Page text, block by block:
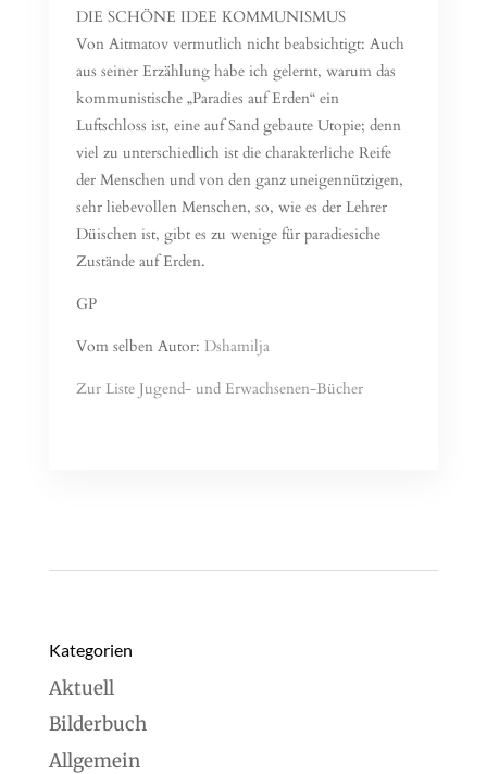
DIE SCHÖNE IDEE KOMMUNISMUS
Von Aitmatov vermutlich nicht beabsichtigt: Auch
aus seiner Erzählung habe ich gelernt, warum das
kommunistische „Paradies auf Erden“ ein
Luftschloss ist, eine auf Sand gebaute Utopie; denn
viel zu unterschiedlich ist die charakterliche Reife
der Menschen und von den ganz uneigennützigen,
sehr liebevollen Menschen, so, wie es der Lehrer
Düischen ist, gibt es zu wenige für paradiesiche
Zustände auf Erden.
GP
Vom selben Autor: Dshamilja
Zur Liste Jugend- und Erwachsenen-Bücher
Kategorien
Aktuell
Bilderbuch
Allgemein